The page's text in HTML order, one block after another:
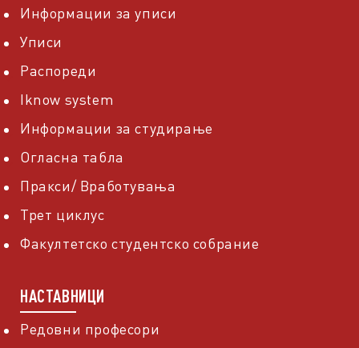
Информации за уписи
Уписи
Распореди
Iknow system
Информации за студирање
Огласна табла
Пракси/ Вработувања
Трет циклус
Факултетско студентско собрание
НАСТАВНИЦИ
Редовни професори